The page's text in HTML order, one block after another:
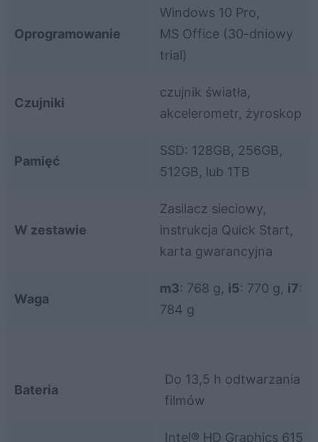
Oprogramowanie
Windows 10 Pro,
MS Office (30-dniowy
trial)
Czujniki
czujnik światła,
akcelerometr, żyroskop
Pamięć
SSD: 128GB, 256GB,
512GB, lub 1TB
W zestawie
Zasilacz sieciowy,
instrukcja Quick Start,
karta gwarancyjna
Waga
m3: 768 g, i5: 770 g, i7:
784 g
Bateria
Do 13,5 h odtwarzania
filmów
Intel® HD Graphics 615